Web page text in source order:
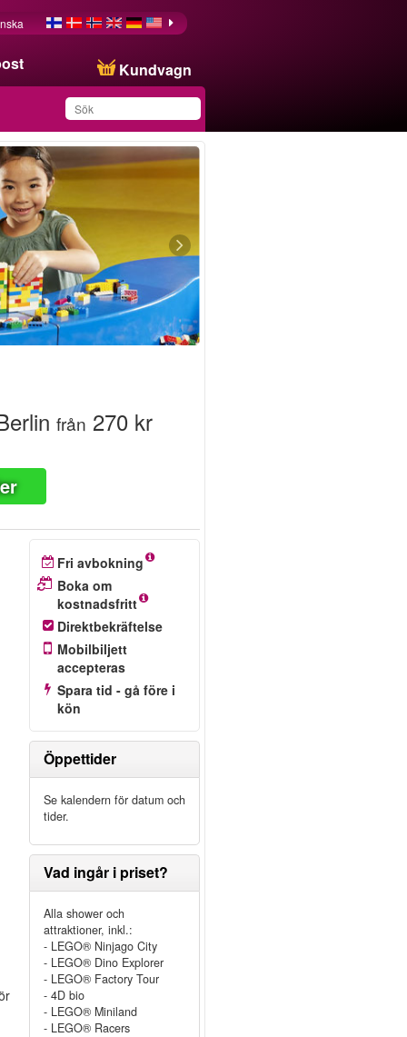
Kundvagn
Du har sparat produkten
i din lista
från 270 kr
Fri avbokning
Boka om
kostnadsfritt
Direktbekräftelse
Mobilbiljett
accepteras
Spara tid - gå före i
kön
Öppettider
Se kalendern för datum och
tider.
Vad ingår i priset?
Alla shower och
attraktioner, inkl.:
- LEGO® Ninjago City
- LEGO® Dino Explorer
- LEGO® Factory Tour
- 4D bio
- LEGO® Miniland
- LEGO® Racers